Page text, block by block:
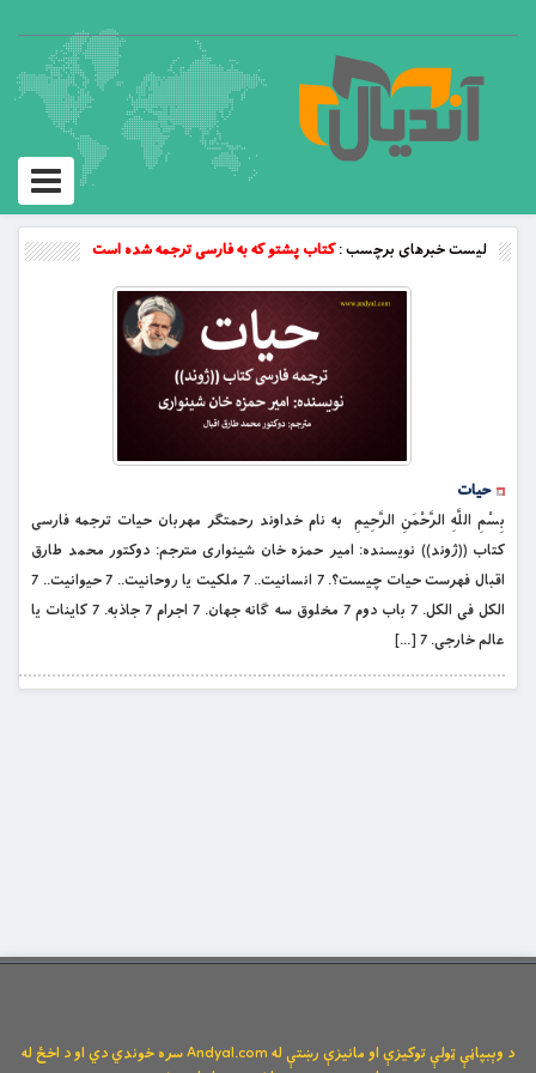
Toggle
لیست خبرهای برچسب :کتاب پشتو که به فارسی ترجمه شده است
حیات
بِسْمِ اللَّهِ الرَّحْمَنِ الرَّحِيمِ به نام خداوند رحمتگر مهربان حیات ترجمه فارسی
کتاب ((ژوند)) نویسنده: امیر حمزه خان شینواری مترجم: دوکتور محمد طارق
اقبال فهرست حیات چيست؟. 7 انسانيت.. 7 ملکيت يا روحانيت.. 7 حيوانيت.. 7
الکل فی الکل. 7 باب دوم 7 مخلوق سه گانه جهان. 7 اجرام 7 جاذبه. 7 کاينات يا
عالم خارجی. 7 […]
د وېبپاڼې ټولې توکیزې او مانیزې رښتې له Andyal.com سره خوندي دي او د اخځ له